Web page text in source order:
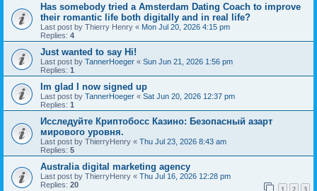
Has somebody tried a Amsterdam Dating Coach to improve
their romantic life both digitally and in real life?
Last post by Thierry Henry « Mon Jul 20, 2026 4:15 pm
Replies: 4
Just wanted to say Hi!
Last post by TannerHoeger « Sun Jun 21, 2026 1:56 pm
Replies: 1
Im glad I now signed up
Last post by TannerHoeger « Sat Jun 20, 2026 12:37 pm
Replies: 1
Исследуйте Криптобосс Казино: Безопасный азарт
мирового уровня.
Last post by ThierryHenry « Thu Jul 23, 2026 8:43 am
Replies: 5
Australia digital marketing agency
Last post by ThierryHenry « Thu Jul 16, 2026 12:28 pm
Replies: 20